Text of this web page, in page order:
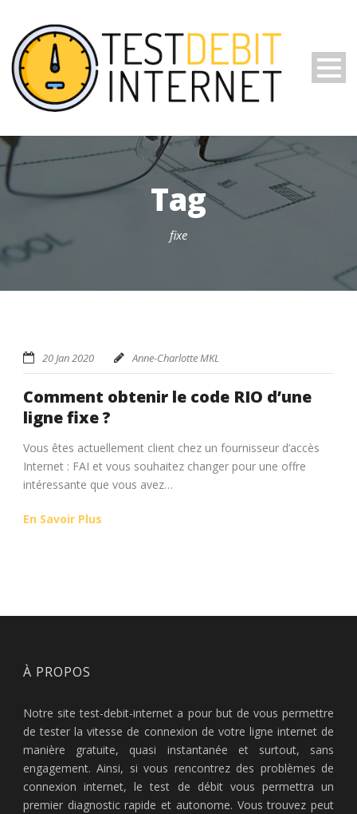
Tag
fixe
20 Jan 2020 Anne-Charlotte MKL
Comment obtenir le code RIO d’une
ligne fixe ?
Vous êtes actuellement client chez un fournisseur d’accès
Internet : FAI et vous souhaitez changer pour une offre
intéressante que vous avez…
En Savoir Plus
À PROPOS
Notre site test-debit-internet a pour but de vous permettre
de tester la vitesse de connexion de votre ligne internet de
manière gratuite, quasi instantanée et surtout, sans
engagement. Ainsi, si vous rencontrez des problèmes de
connexion internet, le test de débit vous permettra un
premier diagnostic rapide et autonome. Vous trouvez peut